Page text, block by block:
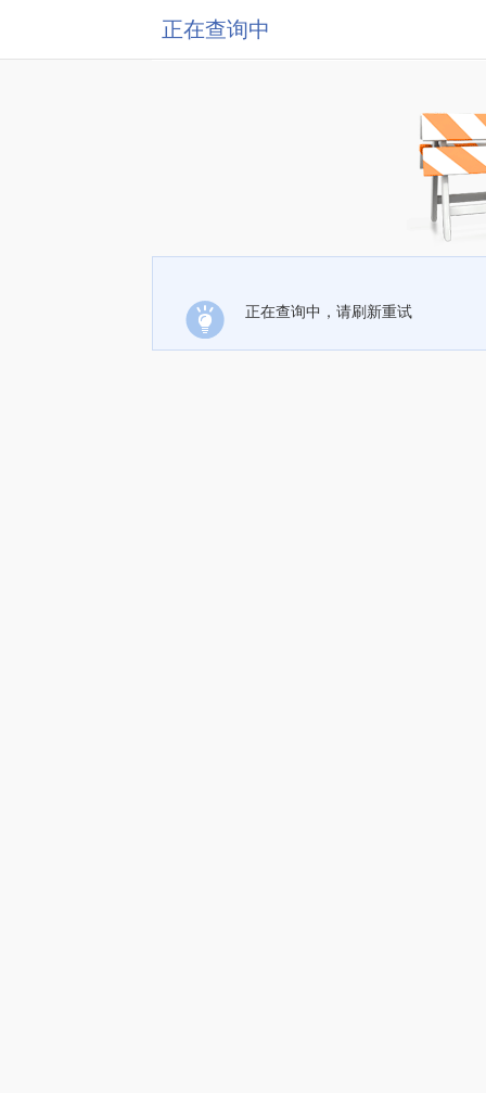
正在查询中
正在查询中，请刷新重试